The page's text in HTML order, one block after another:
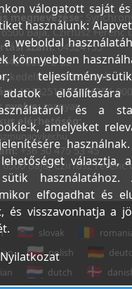
megnevezése:
6500 Baja, Czirfusz Ferenc
szám:04524155
44018371-2-23
és Hitelbank
10402513-25154254-
nyelve:magyar
elérhetőség:
+36 30 475 53 45
6500 Baja, Czirfusz Ferenc
slovak
polish
dutch
válogatott saját
használunk:
a weboldal
könnyebben
teljesítmény-
és a
k, amelyeket
választja,
használatához.
elfogadhat és
és visszavonhatja a